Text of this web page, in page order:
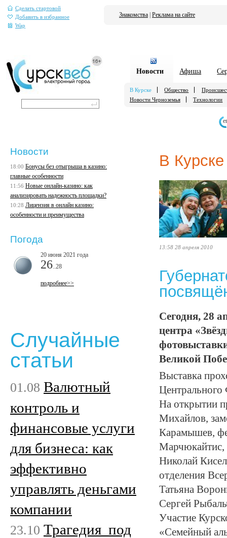
Сделать стартовой
Добавить в избранное
Wap
Знакомства Реклама на сайте
Новости Афиша
В Курске Общество
Новости Черноземья
Технологии
В Курске
13:58 28 апреля 2010
Сегодня, 28
центра
Великой
Выставка
Центрального
На открытии
Михайлов,
Карамышев,
Марчюкайтис,
Николай
отделения
Татьяна
Сергей
Участие
«Семейный
Новости
18:00 Бонусы без отыгрыша в казино:
главные особенности
11:56 Новые онлайн-казино: как
анализировать надежность площадки?
10:28 Лицензия в онлайн казино:
особенности и преимущества
Погода
20 июня 2021 года
26 ..28
подробнее>>
Случайные
статьи
01.08 Валютный
контроль и
финансовые услуги
для бизнеса: как
эффективно
управлять деньгами
компании
23.10 Трагедия под